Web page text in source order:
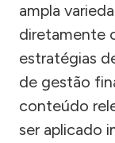
ampla
diretamente
estratégias
de gestão
conteúdo
ser aplicado